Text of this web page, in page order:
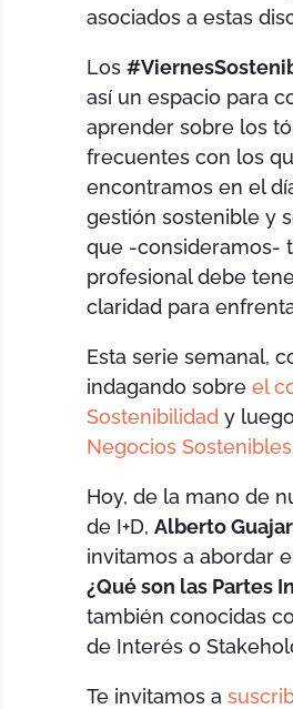
asociados a estas
Los
así un espacio para
aprender sobre los
frecuentes con los
encontramos en el
gestión sostenible y
que -consideramos-
profesional debe
claridad para
Esta serie semanal,
indagando sobreel
Sostenibilidad y
Negocios Sostenibles
Hoy, de la mano de
de I+D,Alberto
invitamos a abordar
¿Qué son las Partes
también conocidas
de Interés o
Te invitamos a